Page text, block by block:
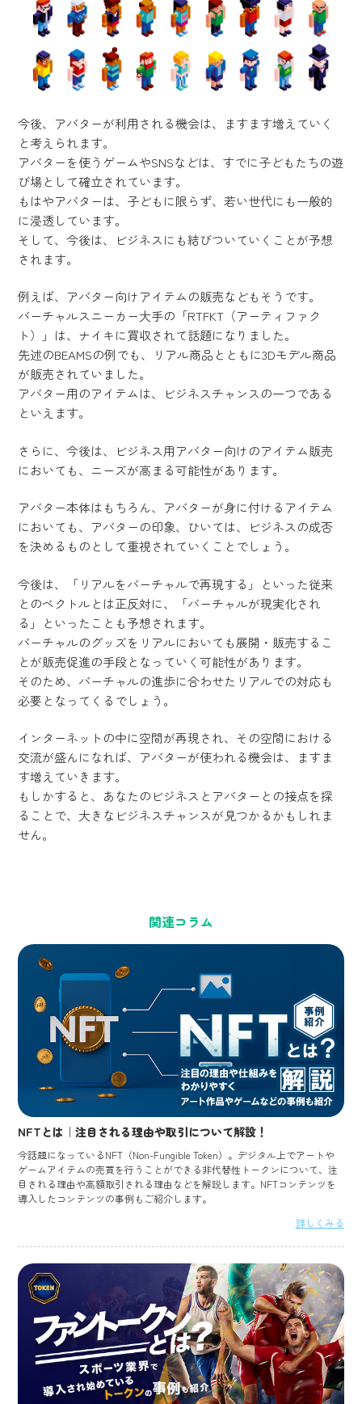
今後、アバターが利用される機会は、ますます増えていく
と考えられます。
アバターを使うゲームやSNSなどは、すでに子どもたちの遊
び場として確立されています。
もはやアバターは、子どもに限らず、若い世代にも一般的
に浸透しています。
そして、今後は、ビジネスにも結びついていくことが予想
されます。
例えば、アバター向けアイテムの販売などもそうです。
バーチャルスニーカー大手の「RTFKT（アーティファク
ト）」は、ナイキに買収されて話題になりました。
先述のBEAMSの例でも、リアル商品とともに3Dモデル商品
が販売されていました。
アバター用のアイテムは、ビジネスチャンスの一つである
といえます。
さらに、今後は、ビジネス用アバター向けのアイテム販売
においても、ニーズが高まる可能性があります。
アバター本体はもちろん、アバターが身に付けるアイテム
においても、アバターの印象、ひいては、ビジネスの成否
を決めるものとして重視されていくことでしょう。
今後は、「リアルをバーチャルで再現する」といった従来
とのベクトルとは正反対に、「バーチャルが現実化され
る」といったことも予想されます。
バーチャルのグッズをリアルにおいても展開・販売するこ
とが販売促進の手段となっていく可能性があります。
そのため、バーチャルの進歩に合わせたリアルでの対応も
必要となってくるでしょう。
インターネットの中に空間が再現され、その空間における
交流が盛んになれば、アバターが使われる機会は、ますま
す増えていきます。
もしかすると、あなたのビジネスとアバターとの接点を探
ることで、大きなビジネスチャンスが見つかるかもしれま
せん。
関連コラム
NFTとは｜注目される理由や取引について解設！
今話題になっているNFT（Non-Fungible Token）。デジタル上でアートや
ゲームアイテムの売買を行うことができる非代替性トークンについて、注
目される理由や高額取引される理由などを解説します。NFTコンテンツを
導入したコンテンツの事例もご紹介します。
詳しくみる